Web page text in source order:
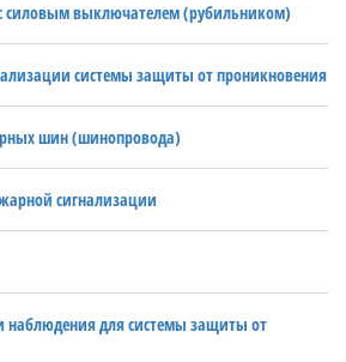
силовым выключателем (рубильником)
системы защиты от проникновения
шин (шинопровода)
сигнализации
наблюдения для системы защиты от